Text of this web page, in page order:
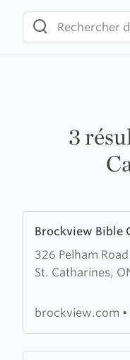
content
3
Brockview Bible
326 Pelham Road
St. Catharines,
more
about
Brockview
Chapel
brockview.com •